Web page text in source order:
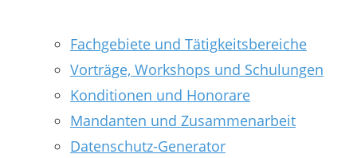
Fachgebiete und Tätigkeitsbereiche
Vorträge, Workshops und Schulungen
Konditionen und Honorare
Mandanten und Zusammenarbeit
Datenschutz-Generator